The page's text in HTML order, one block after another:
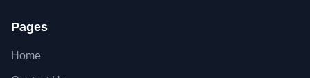
Pages
Home